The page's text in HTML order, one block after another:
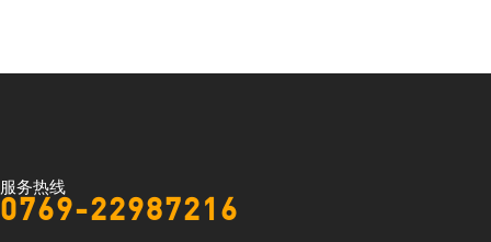
服务热线
0769-22987216